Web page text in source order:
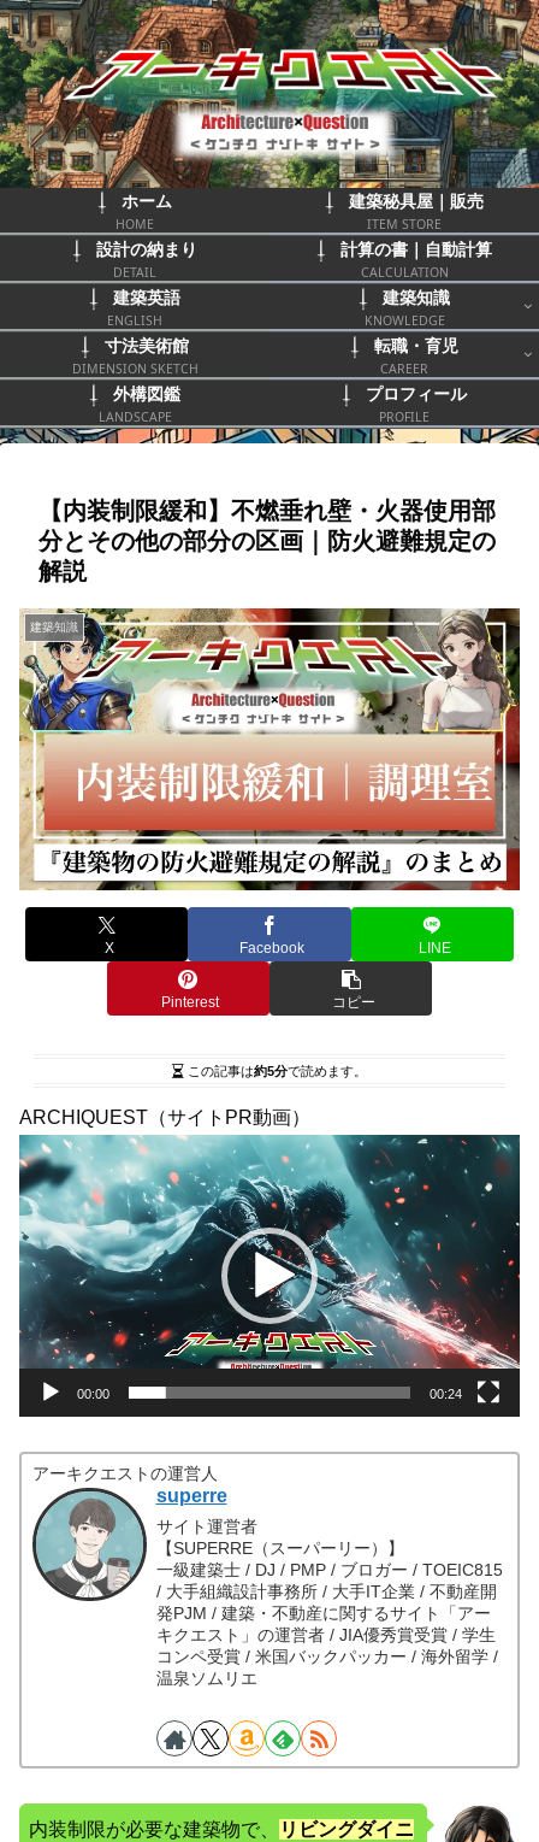
ホーム
HOME
建築秘具屋｜販売
ITEM STORE
設計の納まり
DETAIL
計算の書｜自動計算
CALCULATION
建築英語
ENGLISH
建築知識
KNOWLEDGE
寸法美術館
DIMENSION SKETCH
転職・育児
CAREER
外構図鑑
LANDSCAPE
プロフィール
PROFILE
【内装制限緩和】不燃垂れ壁・火器使用部
分とその他の部分の区画｜防火避難規定の
解説
建築知識
X Facebook LINE
Pinterest コピー
この記事は約5分で読めます。
ARCHIQUEST（サイトPR動画）
動
画
プ
レ
ー
ヤ
00:00 00:24
アーキクエストの運営人
superre
サイト運営者
【SUPERRE（スーパーリー）】
一級建築士 / DJ / PMP / ブロガー / TOEIC815
/ 大手組織設計事務所 / 大手IT企業 / 不動産開
発PJM / 建築・不動産に関するサイト「アー
キクエスト」の運営者 / JIA優秀賞受賞 / 学生
コンペ受賞 / 米国バックパッカー / 海外留学 /
温泉ソムリエ
内装制限が必要な建築物で、
リビングダイニ